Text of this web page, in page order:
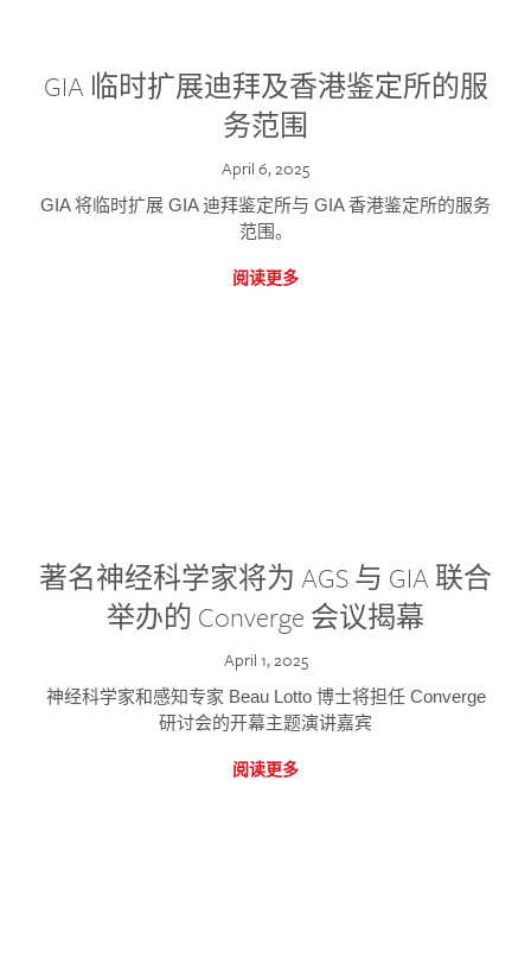
GIA 临时扩展迪拜及香港鉴定所的服
务范围
April 6, 2025
GIA 将临时扩展 GIA 迪拜鉴定所与 GIA 香港鉴定所的服务
范围。
阅读更多
著名神经科学家将为 AGS 与 GIA 联合
举办的 Converge 会议揭幕
April 1, 2025
神经科学家和感知专家 Beau Lotto 博士将担任 Converge
研讨会的开幕主题演讲嘉宾
阅读更多